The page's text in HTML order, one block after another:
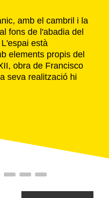
que conforma la abadía
de la Escolania.
visitantes ven de la
Se trata de un
, que canta
Montserrat, a menudo
y visitantes de
institución musical
del monasterio.